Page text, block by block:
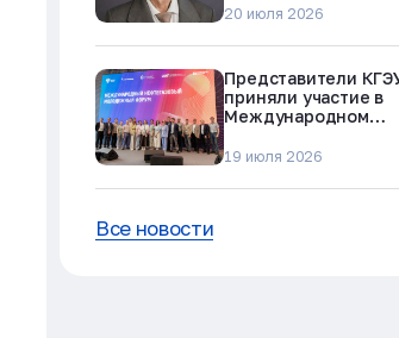
20 июля 2026
Представители
приняли участие в
Международном
форуме в
19 июля 2026
Все новости